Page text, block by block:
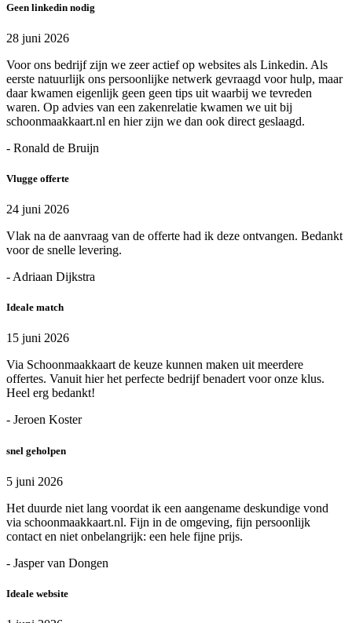
Geen linkedin nodig
28 juni 2026
Voor ons bedrijf zijn we zeer actief op websites als Linkedin. Als
eerste natuurlijk ons persoonlijke netwerk gevraagd voor hulp, maar
daar kwamen eigenlijk geen geen tips uit waarbij we tevreden
waren. Op advies van een zakenrelatie kwamen we uit bij
schoonmaakkaart.nl en hier zijn we dan ook direct geslaagd.
- Ronald de Bruijn
Vlugge offerte
24 juni 2026
Vlak na de aanvraag van de offerte had ik deze ontvangen. Bedankt
voor de snelle levering.
- Adriaan Dijkstra
Ideale match
15 juni 2026
Via Schoonmaakkaart de keuze kunnen maken uit meerdere
offertes. Vanuit hier het perfecte bedrijf benadert voor onze klus.
Heel erg bedankt!
- Jeroen Koster
snel geholpen
5 juni 2026
Het duurde niet lang voordat ik een aangename deskundige vond
via schoonmaakkaart.nl. Fijn in de omgeving, fijn persoonlijk
contact en niet onbelangrijk: een hele fijne prijs.
- Jasper van Dongen
Ideale website